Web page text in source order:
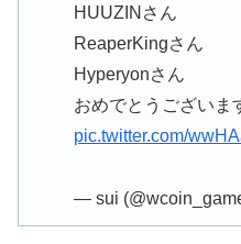
HUUZINさん
ReaperKingさん
Hyperyonさん
おめでとうございま
pic.twitter.com/
— sui